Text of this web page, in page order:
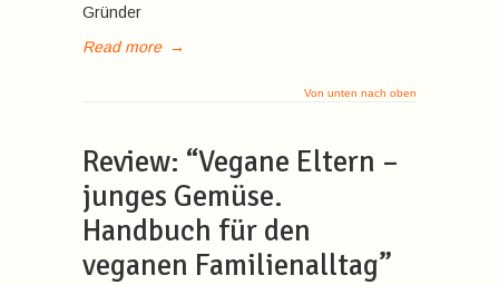
Gründer
Read more →
Von unten nach oben
Review: “Vegane Eltern –
junges Gemüse.
Handbuch für den
veganen Familienalltag”